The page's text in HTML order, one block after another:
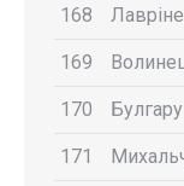
168
169
170 Булгару
171